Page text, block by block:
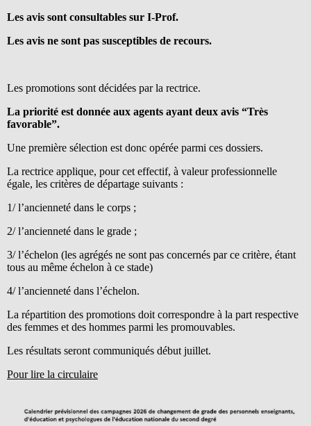
Les avis sont consultables sur I-Prof.
Les avis ne sont pas susceptibles de recours.
Les promotions sont décidées par la rectrice.
La priorité est donnée aux agents ayant deux avis “Très
favorable”.
Une première sélection est donc opérée parmi ces dossiers.
La rectrice applique, pour cet effectif, à valeur professionnelle
égale, les critères de départage suivants :
1/ l’ancienneté dans le corps ;
2/ l’ancienneté dans le grade ;
3/ l’échelon (les agrégés ne sont pas concernés par ce critère, étant
tous au même échelon à ce stade)
4/ l’ancienneté dans l’échelon.
La répartition des promotions doit correspondre à la part respective
des femmes et des hommes parmi les promouvables.
Les résultats seront communiqués début juillet.
Pour lire la circulaire